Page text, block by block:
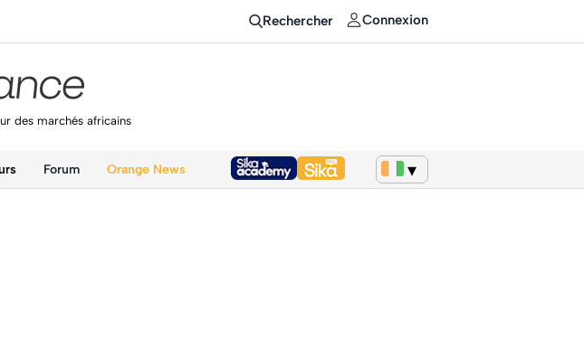
Rechercher Connexion
des marchés africains
Forum Orange News